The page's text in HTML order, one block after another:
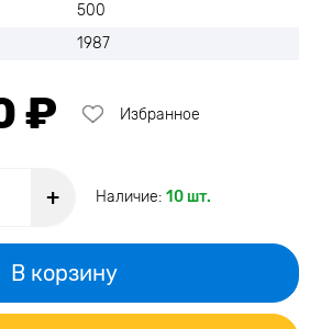
500
1987
₽ Избранное
+ Наличие: 10 шт.
В корзину